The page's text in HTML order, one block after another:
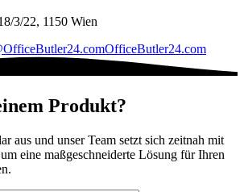
3/22, 1150 Wien
OfficeButler24.com
Produkt?
aus und unser Team setzt sich zeitnah mit
eine maßgeschneiderte Lösung für Ihren